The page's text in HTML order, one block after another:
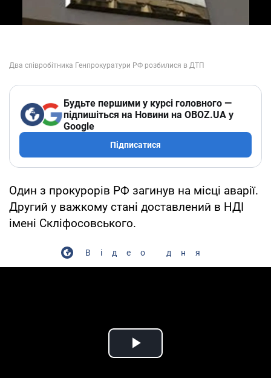
Будьте першими у курсі головного —
підпишіться на Новини на OBOZ.UA у
Google
Підписатися
Один з прокурорів РФ загинув на місці аварії.
Другий у важкому стані доставлений в НДІ
імені Скліфосовського.
Відео дня
Play Video